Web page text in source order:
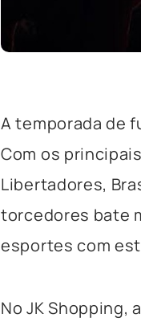
A temporada de
Com os
Libertadores,
torcedores bate
esportes com
No JK Shopping,